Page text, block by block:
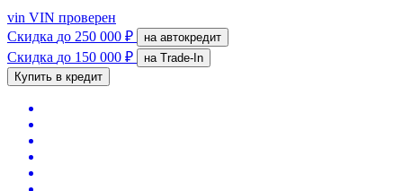
vin VIN проверен
Скидка до 250 000 ₽ на автокредит
Скидка до 150 000 ₽
на Trade-In
Купить в кредит